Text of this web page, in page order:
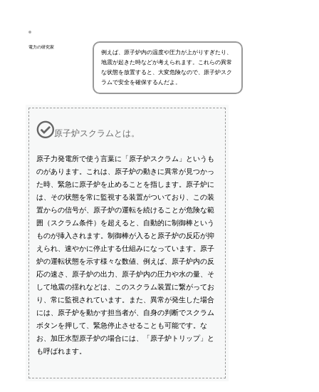
電力の研究家
例えば、原子炉内の温度や圧力が上がりすぎたり、
地震が起きた時などが考えられます。これらの異常
な状態を放置すると、大変危険なので、原子炉スク
ラムで安全を確保するんだよ。
原子炉スクラムとは。
原子力発電所で使う言葉に「原子炉スクラム」というも
のがあります。これは、原子炉の動きに異常が見つかっ
た時、緊急に原子炉を止めることを指します。原子炉に
は、その状態を常に監視する装置がついており、この装
置からの信号が、原子炉の運転を続けることが危険な範
囲（スクラム条件）を超えると、自動的に制御棒という
ものが挿入されます。制御棒が入ると原子炉の反応が抑
えられ、速やかに停止する仕組みになっています。原子
炉の運転状態を示す様々な数値、例えば、原子炉内の反
応の速さ、原子炉の出力、原子炉内の圧力や水の量、そ
して地震の揺れなどは、このスクラム装置に繋がってお
り、常に監視されています。また、異常が発生した場合
には、原子炉を動かす担当者が、自身の判断でスクラム
ボタンを押して、緊急停止させることも可能です。な
お、加圧水型原子炉の場合には、「原子炉トリップ」と
も呼ばれます。